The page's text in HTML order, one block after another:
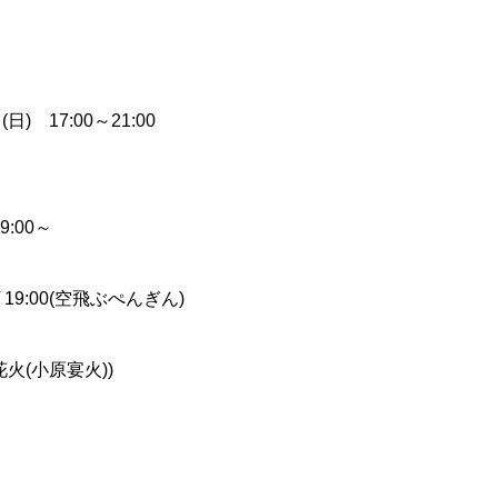
日) 17:00～21:00
～
空飛ぶぺんぎん)
(小原宴火))